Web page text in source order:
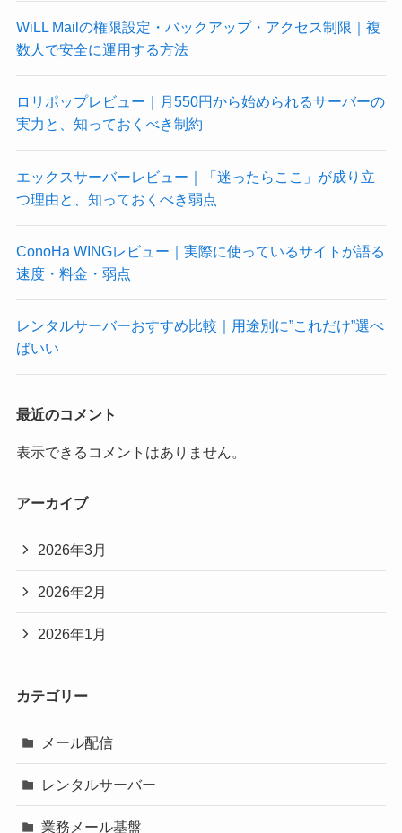
WiLL Mailの権限設定・バックアップ・アクセス制限｜複
数人で安全に運用する方法
ロリポップレビュー｜月550円から始められるサーバーの
実力と、知っておくべき制約
エックスサーバーレビュー｜「迷ったらここ」が成り立
つ理由と、知っておくべき弱点
ConoHa WINGレビュー｜実際に使っているサイトが語る
速度・料金・弱点
レンタルサーバーおすすめ比較｜用途別に”これだけ”選べ
ばいい
最近のコメント
表示できるコメントはありません。
アーカイブ
2026年3月
2026年2月
2026年1月
カテゴリー
メール配信
レンタルサーバー
業務メール基盤